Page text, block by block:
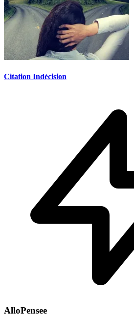
Citation Indécision
AlloPensee